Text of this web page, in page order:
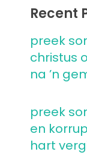
Recent
preek
christus
na ’n
preek
en
hart